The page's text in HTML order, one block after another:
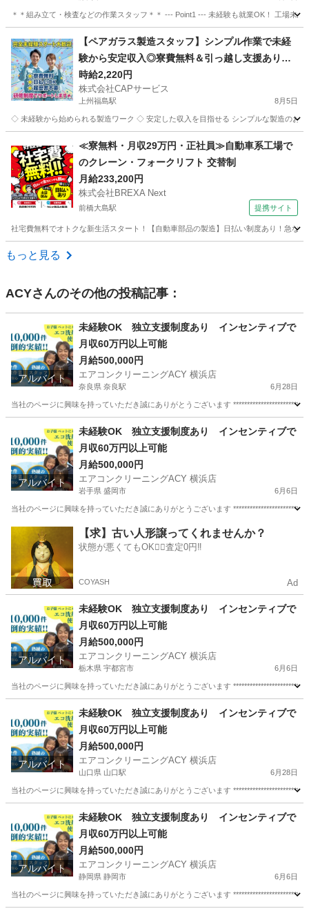
＊＊組み立て・検査などの作業スタッフ＊＊ --- Point1 --- 未経験も就業OK！ 工場未
工場 スタッフ
【ペアガラス製造スタッフ】シンプル作業で未経
験から安定収入◎寮費無料＆引っ越し支援あり＋
日払い対応で生活面もしっかりサポート！
時給2,220円
株式会社CAPサービス
上州福島駅 8月5日
◇ 未経験から始められる製造ワーク ◇ 安定した収入を目指せる シンプルな製造のお
上州福島駅 工場 スタッフ
≪寮無料・月収29万円・正社員≫自動車系工場で
のクレーン・フォークリフト 交替制
月給233,200円
株式会社BREXA Next
前橋大島駅 提携サイト
社宅費無料でオトクな新生活スタート！【自動車部品の製造】日払い制度あり！急
群馬 前橋市
もっと見る
ACYさんのその他の投稿記事：
アルバイト
未経験OK 独立支援制度あり インセンティブで
月収60万円以上可能
月給500,000円
エアコンクリーニングACY 横浜店
奈良県 奈良駅 6月28日
当社のページに興味を持っていただき誠にありがとうございます
奈良駅 清掃 スタッフ
アルバイト
未経験OK 独立支援制度あり インセンティブで
月収60万円以上可能
月給500,000円
エアコンクリーニングACY 横浜店
岩手県 盛岡市 6月6日
当社のページに興味を持っていただき誠にありがとうございます
清掃 スタッフ
【求】古い人形譲ってくれませんか？
状態が悪くてもOK🙆‍♀️査定0円‼️
COYASH Ad
アルバイト
未経験OK 独立支援制度あり インセンティブで
月収60万円以上可能
月給500,000円
エアコンクリーニングACY 横浜店
栃木県 宇都宮市 6月6日
当社のページに興味を持っていただき誠にありがとうございます
清掃 スタッフ
アルバイト
未経験OK 独立支援制度あり インセンティブで
月収60万円以上可能
月給500,000円
エアコンクリーニングACY 横浜店
山口県 山口駅 6月28日
当社のページに興味を持っていただき誠にありがとうございます
山口駅 清掃 スタッフ
アルバイト
未経験OK 独立支援制度あり インセンティブで
月収60万円以上可能
月給500,000円
エアコンクリーニングACY 横浜店
静岡県 静岡市 6月6日
当社のページに興味を持っていただき誠にありがとうございます